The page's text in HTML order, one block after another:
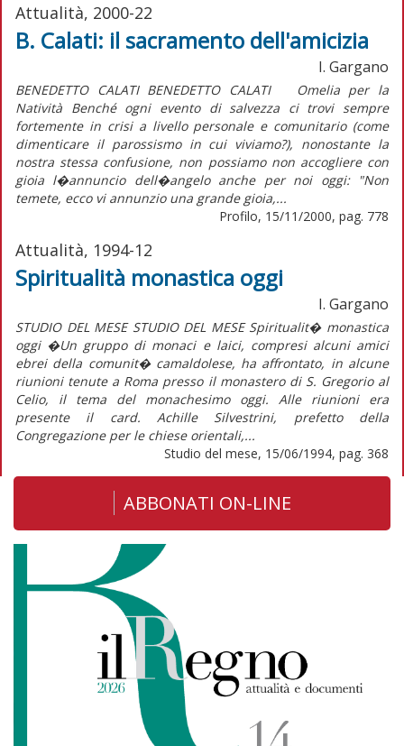
Attualità, 2000-22
B. Calati: il sacramento dell'amicizia
I. Gargano
BENEDETTO CALATI BENEDETTO CALATI Omelia per la
Natività Benché ogni evento di salvezza ci trovi sempre
fortemente in crisi a livello personale e comunitario (come
dimenticare il parossismo in cui viviamo?), nonostante la
nostra stessa confusione, non possiamo non accogliere con
gioia l�annuncio dell�angelo anche per noi oggi: "Non
temete, ecco vi annunzio una grande gioia,...
Profilo, 15/11/2000, pag. 778
Attualità, 1994-12
Spiritualità monastica oggi
I. Gargano
STUDIO DEL MESE STUDIO DEL MESE Spiritualit� monastica
oggi �Un gruppo di monaci e laici, compresi alcuni amici
ebrei della comunit� camaldolese, ha affrontato, in alcune
riunioni tenute a Roma presso il monastero di S. Gregorio al
Celio, il tema del monachesimo oggi. Alle riunioni era
presente il card. Achille Silvestrini, prefetto della
Congregazione per le chiese orientali,...
Studio del mese, 15/06/1994, pag. 368
ABBONATI ON-LINE